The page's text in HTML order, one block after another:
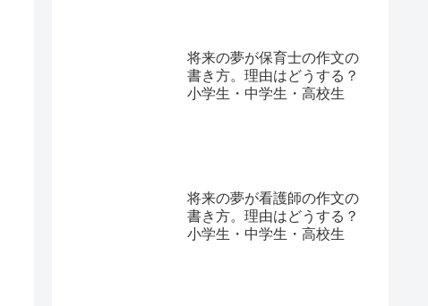
将来の夢が保育士の作文の
書き方。理由はどうする？
小学生・中学生・高校生
将来の夢が看護師の作文の
書き方。理由はどうする？
小学生・中学生・高校生